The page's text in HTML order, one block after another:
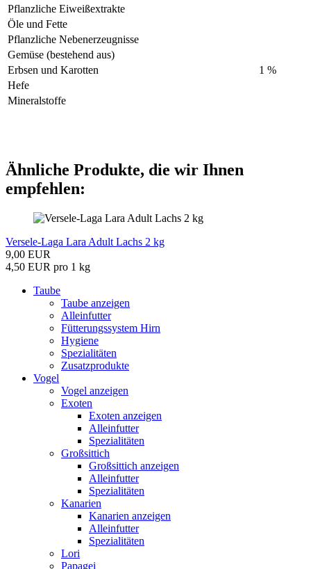
Pflanzliche Eiweißextrakte
Öle und Fette
Pflanzliche Nebenerzeugnisse
Gemüse (bestehend aus)
Erbsen und Karotten
1 %
Hefe
Mineralstoffe
Ähnliche Produkte, die wir Ihnen
empfehlen:
Versele-Laga Lara Adult Lachs 2 kg
9,00 EUR
4,50 EUR pro 1 kg
Taube
Taube anzeigen
Alleinfutter
Fütterungssystem Hirn
Hygiene
Spezialitäten
Zusatzprodukte
Vogel
Vogel anzeigen
Exoten
Exoten anzeigen
Alleinfutter
Spezialitäten
Großsittich
Großsittich anzeigen
Alleinfutter
Spezialitäten
Kanarien
Kanarien anzeigen
Alleinfutter
Spezialitäten
Lori
Papagei